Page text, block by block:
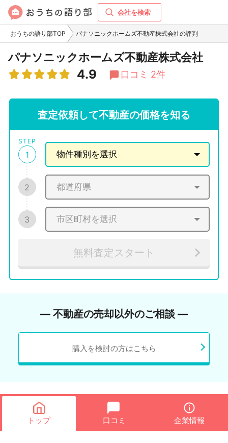
会社を検索
おうちの語り部TOP パナソニックホームズ不動産株式会社の評判
パナソニックホームズ不動産株式会社
4.9 口コミ 2件
査定依頼して不動産の価格を知る
STEP
1
2
3
無料査定スタート
― 不動産の売却以外のご相談 ―
購入を検討の方はこちら
トップ 口コミ 企業情報